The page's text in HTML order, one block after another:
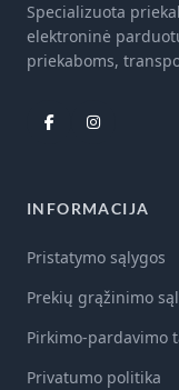
Specializuota
elektroninė
priekaboms,
INFORMACIJA
Pristatymo sąlygos
Prekių grąžinimo
Pirkimo-pardavimo
Privatumo politika